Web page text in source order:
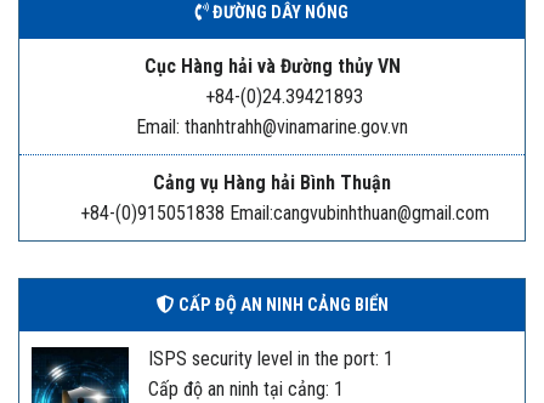
ĐƯỜNG DÂY NÓNG
Cục Hàng hải và Đường thủy VN
+84-(0)24.39421893
Email: thanhtrahh@vinamarine.gov.vn
Cảng vụ Hàng hải Bình Thuận
+84-(0)915051838 Email:cangvubinhthuan@gmail.com
CẤP ĐỘ AN NINH CẢNG BIỂN
ISPS security level in the port: 1
Cấp độ an ninh tại cảng: 1